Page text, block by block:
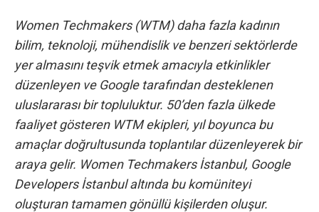
Women Techmakers (WTM) daha fazla kadının
bilim, teknoloji, mühendislik ve benzeri sektörlerde
yer almasını teşvik etmek amacıyla etkinlikler
düzenleyen ve Google tarafından desteklenen
uluslararası bir topluluktur. 50’den fazla ülkede
faaliyet gösteren WTM ekipleri, yıl boyunca bu
amaçlar doğrultusunda toplantılar düzenleyerek bir
araya gelir. Women Techmakers İstanbul, Google
Developers İstanbul altında bu komüniteyi
oluşturan tamamen gönüllü kişilerden oluşur.